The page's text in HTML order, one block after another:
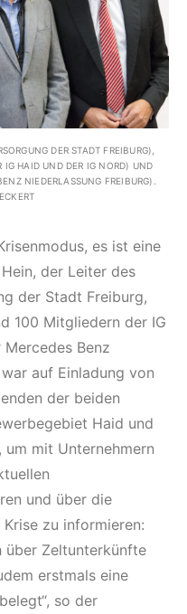
DER STADT FREIBURG),
IG HAID UND DER IG NORD) UND
NIEDERLASSUNG FREIBURG).
es ist eine
der Leiter des
der Stadt Freiburg,
100 Mitgliedern der IG
Mercedes Benz
auf Einladung von
der beiden
Haid und
mit Unternehmern
und über die
zu informieren:
über Zeltunterkünfte
erstmals eine
so der